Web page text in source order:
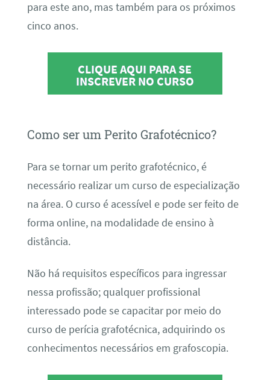
para este ano, mas também para os próximos
cinco anos.
CLIQUE AQUI PARA SE
INSCREVER NO CURSO
Como ser um Perito Grafotécnico?
Para se tornar um perito grafotécnico, é
necessário realizar um curso de especialização
na área. O curso é acessível e pode ser feito de
forma online, na modalidade de ensino à
distância.
Não há requisitos específicos para ingressar
nessa profissão; qualquer profissional
interessado pode se capacitar por meio do
curso de perícia grafotécnica, adquirindo os
conhecimentos necessários em grafoscopia.